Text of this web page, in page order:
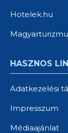
Hotelek.hu
HASZNOS
Adatkezelési
Impresszum
Médiaajánlat